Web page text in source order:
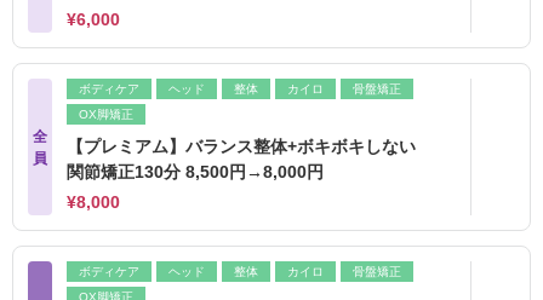
¥6,000
全
員
ボディケア ヘッド 整体 カイロ
骨盤矯正
OX脚矯正
【プレミアム】バランス整体+ボキボキしない
関節矯正130分 8,500円→8,000円
¥8,000
ボディケア ヘッド 整体 カイロ
骨盤矯正
OX脚矯正